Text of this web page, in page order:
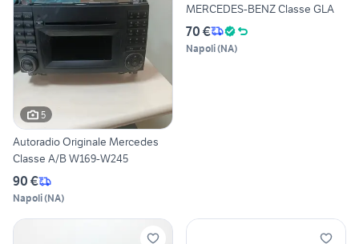
5
Autoradio Originale Mercedes
Classe A/B W169-W245
90 €
Napoli(NA)
MERCEDES-BENZ Classe GLA
70 €
Napoli(NA)